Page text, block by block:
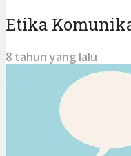
Etika
8 tahun yang lalu